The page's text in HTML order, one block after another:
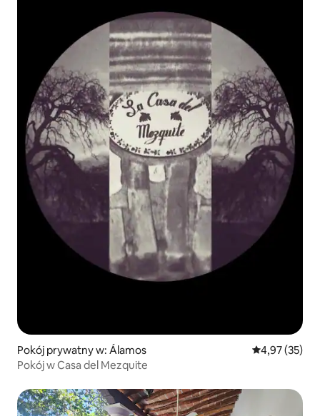
Pokój prywatny w: Álamos Średnia
4,97 (35)
Pokój w Casa del Mezquite